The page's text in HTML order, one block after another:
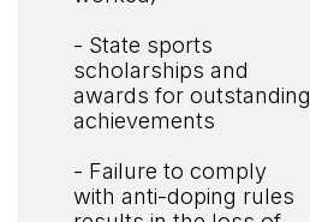
- State sports
scholarships and
awards for outstanding
achievements
- Failure to comply
with anti-doping rules